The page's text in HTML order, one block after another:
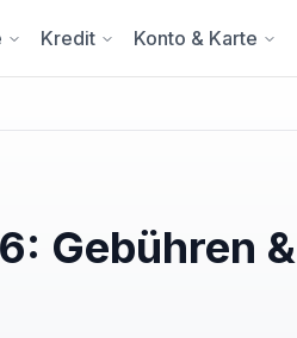
Kredit Konto & Karte
Gebühren &